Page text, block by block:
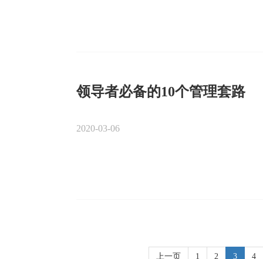
领导者必备的10个管理套路
2020-03-06
上一页 1 2 3 4